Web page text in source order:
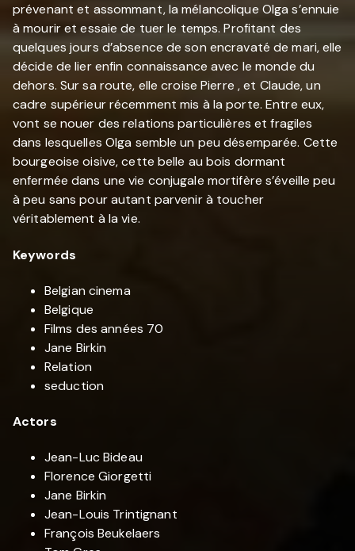
prévenant et assommant, la mélancolique Olga s’ennuie
à mourir et essaie de tuer le temps. Profitant des
quelques jours d’absence de son encravaté de mari, elle
décide de lier enfin connaissance avec le monde du
dehors. Sur sa route, elle croise Pierre , et Claude, un
cadre supérieur récemment mis à la porte. Entre eux,
vont se nouer des relations particulières et fragiles
dans lesquelles Olga semble un peu désemparée. Cette
bourgeoise oisive, cette belle au bois dormant
enfermée dans une vie conjugale mortifère s’éveille peu
à peu sans pour autant parvenir à toucher
véritablement à la vie.
Keywords
Belgian cinema
Belgique
Films des années 70
Jane Birkin
Relation
seduction
Actors
Jean-Luc Bideau
Florence Giorgetti
Jane Birkin
Jean-Louis Trintignant
François Beukelaers